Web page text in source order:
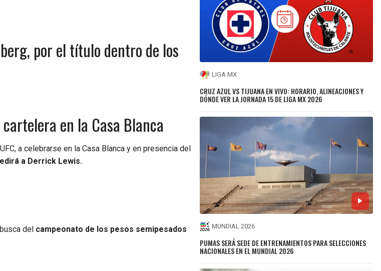
por el título dentro de los
en la Casa Blanca
a celebrarse en la Casa Blanca y en presencia del
a Derrick Lewis.
del campeonato de los pesos semipesados
LIGA MX
CRUZ AZUL VS TIJUANA EN VIVO: HORARIO, ALINEACIONES Y
DÓNDE VER LA JORNADA 15 DE LIGA MX 2026
MUNDIAL 2026
PUMAS SERÁ SEDE DE ENTRENAMIENTOS PARA SELECCIONES
NACIONALES EN EL MUNDIAL 2026